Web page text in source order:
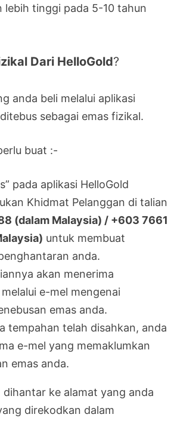
lebih tinggi pada 5-10 tahun
Dari HelloGold?
anda beli melalui aplikasi
sebagai emas fizikal.
buat :-
pada aplikasi HelloGold
Khidmat Pelanggan di talian
(dalam Malaysia) / +603 7661
untuk membuat
anda.
akan menerima
e-mel mengenai
emas anda.
tempahan telah disahkan, anda
e-mel yang memaklumkan
emas anda.
dihantar ke alamat yang anda
direkodkan dalam